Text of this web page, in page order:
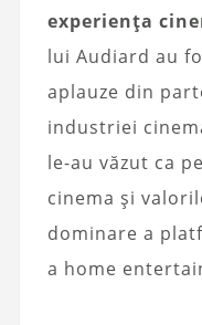
experiența
lui Audiard au
aplauze din
industriei
le-au văzut ca
cinema și
dominare a
a home